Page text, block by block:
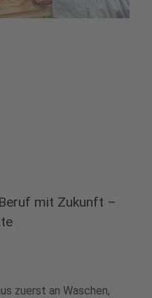
mit Zukunft –
zuerst an Waschen,